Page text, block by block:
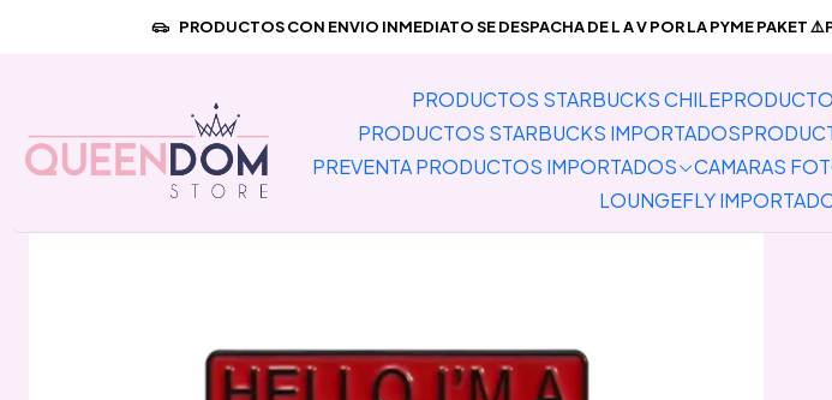
PRODUCTOS STARBUCKS CHILE
PRODUCTOS STARBUCKS IMPORTADOS
PREVENTA PRODUCTOS IMPORTADOS
CAMARAS
LOUNGEFLY
PRODUCTOS CON ENVIO INMEDIATO SE DESPACHA DE L A V POR LA PYME
Inicio PREVENTA PRODUCTOS